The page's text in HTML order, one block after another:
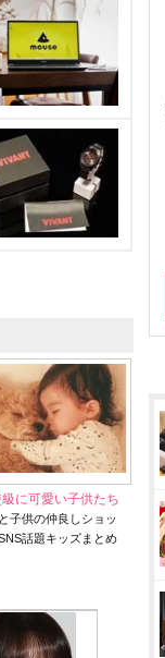
級に可愛い子供たち
子供の仲良しショッ
話題キッズまとめ